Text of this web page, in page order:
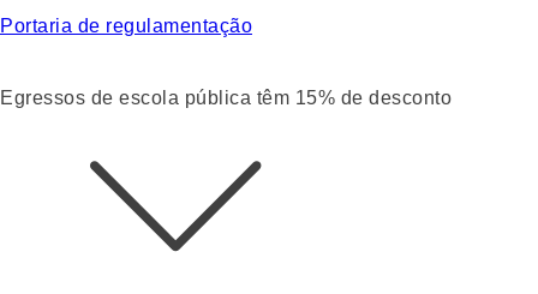
Portaria de regulamentação
Egressos de escola pública têm 15% de desconto